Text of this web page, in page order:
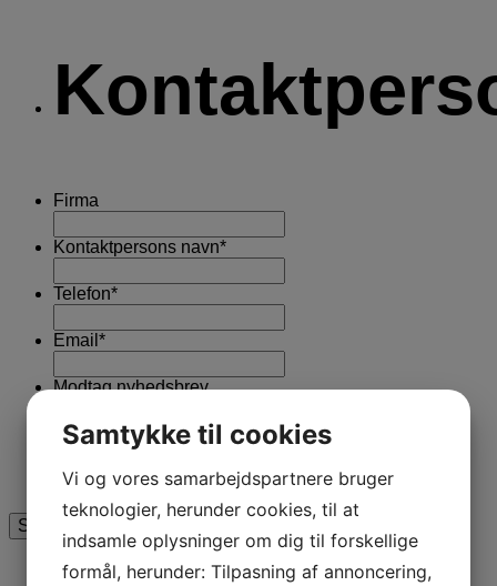
Firma
Kontaktpersons navn*
Telefon*
Email *
Modtag nyhedsbrev
Klik i boxen for at tilmelde dig vores nyhedsbrev
Samtykke til cookies
Vi og vores samarbejdspartnere bruger
teknologier, herunder cookies, til at
indsamle oplysninger om dig til forskellige
formål, herunder: Tilpasning af annoncering,